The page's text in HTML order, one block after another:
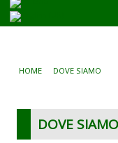
HOME DOVE SIAMO
DOVE SIAMO